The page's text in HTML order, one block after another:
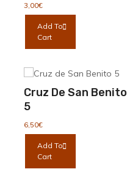
3,00€
Add To
Cart
Cruz De San Benito
5
6,50€
Add To
Cart